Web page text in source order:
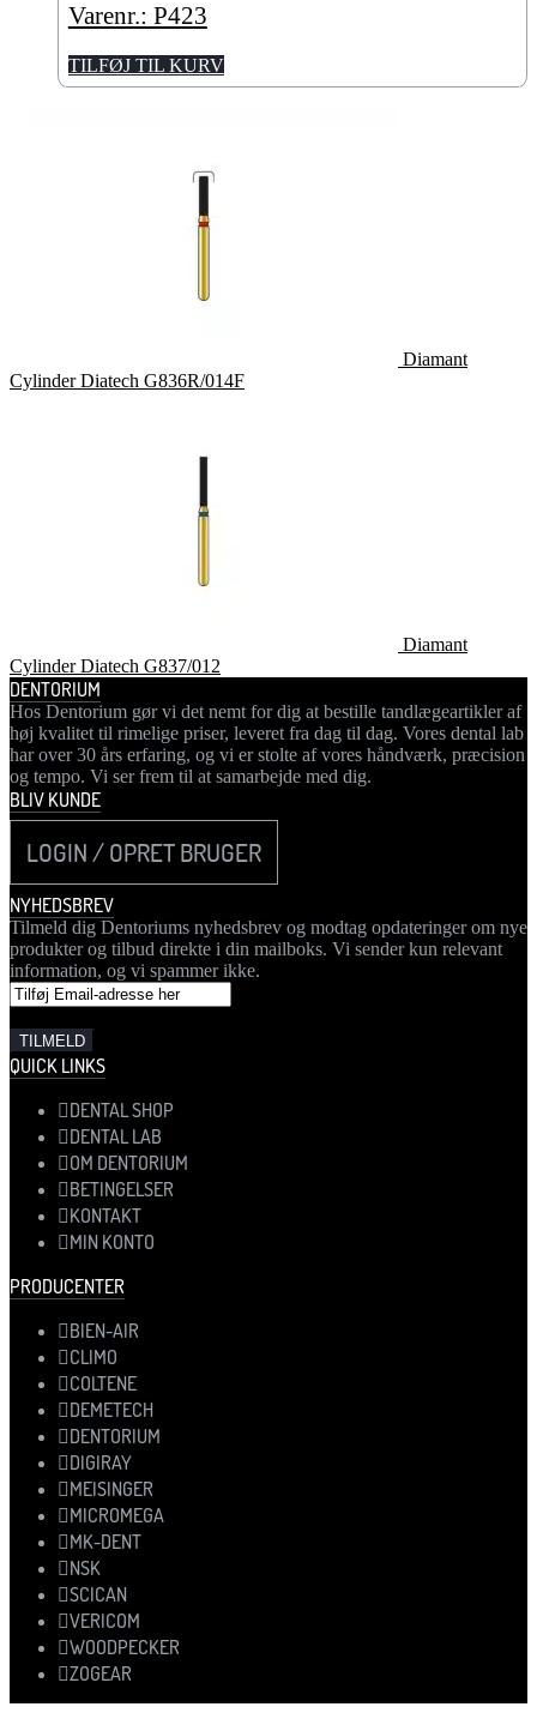
Varenr.: P423
TILFØJ TIL KURV
Diamant
Cylinder Diatech G836R/014F
Diamant
Cylinder Diatech G837/012
DENTORIUM
Hos Dentorium gør vi det nemt for dig at bestille tandlægeartikler af
høj kvalitet til rimelige priser, leveret fra dag til dag. Vores dental lab
har over 30 års erfaring, og vi er stolte af vores håndværk, præcision
og tempo. Vi ser frem til at samarbejde med dig.
BLIV KUNDE
LOGIN / OPRET BRUGER
NYHEDSBREV
Tilmeld dig Dentoriums nyhedsbrev og modtag opdateringer om nye
produkter og tilbud direkte i din mailboks. Vi sender kun relevant
information, og vi spammer ikke.
QUICK LINKS
DENTAL SHOP
DENTAL LAB
OM DENTORIUM
BETINGELSER
KONTAKT
MIN KONTO
PRODUCENTER
BIEN-AIR
CLIMO
COLTENE
DEMETECH
DENTORIUM
DIGIRAY
MEISINGER
MICROMEGA
MK-DENT
NSK
SCICAN
VERICOM
WOODPECKER
ZOGEAR